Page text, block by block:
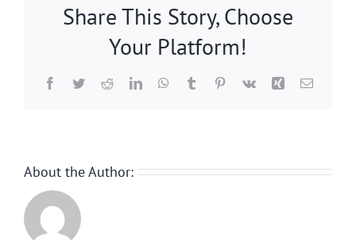
Share This Story, Choose
Your Platform!
Facebook
TwitterRedditLinkedInWhatsApp
TumblrPinterest
Vk Xing Email:
About the Author: